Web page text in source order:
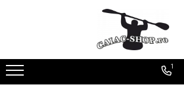
Caiace
Caiace tandem
1